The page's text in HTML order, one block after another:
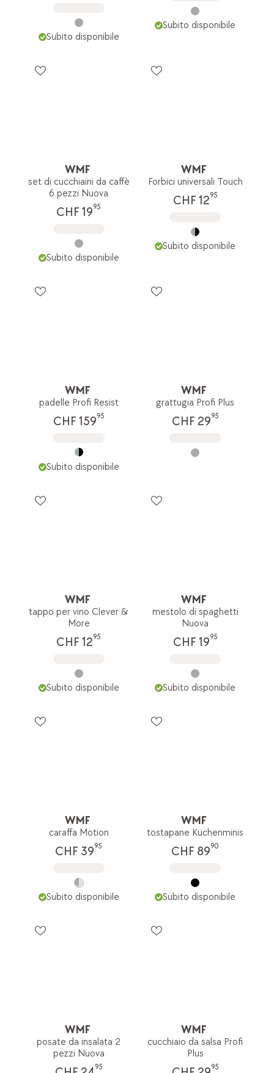
Subito disponibile
Subito disponibile
WMF
set di cucchiaini da caffè
6 pezzi Nuova
CHF 1995
Subito disponibile
WMF
Forbici universali Touch
CHF 1295
Subito disponibile
WMF
padelle Profi Resist
CHF 15995
Subito disponibile
WMF
grattugia Profi Plus
CHF 2995
WMF
tappo per vino Clever &
More
CHF 1295
Subito disponibile
WMF
mestolo di spaghetti
Nuova
CHF 1995
Subito disponibile
WMF
caraffa Motion
CHF 3995
Subito disponibile
WMF
tostapane Küchenminis
CHF 8990
Subito disponibile
WMF
posate da insalata 2
pezzi Nuova
95
WMF
cucchiaio da salsa Profi
Plus
95